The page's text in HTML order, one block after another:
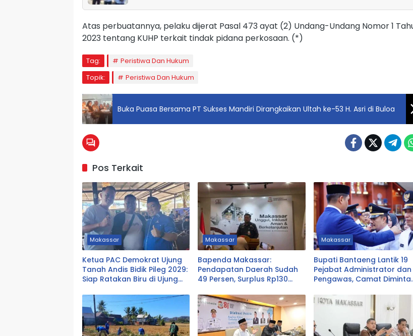
Atas perbuatannya, pelaku dijerat Pasal 473 ayat (2) Undang-Undang Nomor 1
2023 tentang KUHP terkait tindak pidana perkosaan. (*)
Tag:
Peristiwa Dan Hukum
Topik:
Peristiwa Dan Hukum
Buka Puasa Bersama PT Sukses Mandiri Dirangkaikan Ultah ke-53 H. Asri di Buloa
Pos Terkait
Makassar
Ketua PAC Demokrat Ujung
Tanah Andis Bidik Pileg 2029:
Siap Ratakan Biru di Ujung
Makassar
Bapenda Makassar:
Pendapatan Daerah Sudah
49 Persen, Surplus Rp130
Makassar
Bupati Bantaeng Lantik 19
Pejabat Administrator dan
Pengawas, Camat Diminta